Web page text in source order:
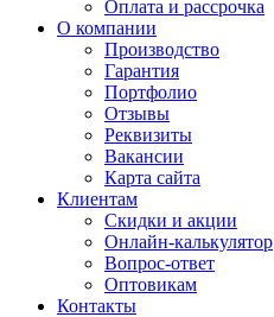
Оплата и рассрочка
О компании
Производство
Гарантия
Портфолио
Отзывы
Реквизиты
Вакансии
Карта сайта
Клиентам
Скидки и акции
Онлайн-калькулятор
Вопрос-ответ
Оптовикам
Контакты